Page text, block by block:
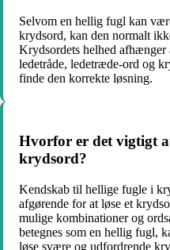
Selvom en hellig fugl kan
krydsord, kan den normalt
Krydsordets helhed
ledetråde, ledetræde-ord og
finde den korrekte løsning.
Hvorfor er det vigtigt
krydsord?
Kendskab til hellige fugle i
afgørende for at løse et
mulige kombinationer og
betegnes som en hellig fugl,
løse svære og udfordrende